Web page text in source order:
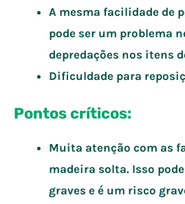
A mesma facilidade de
pode ser um problema
depredações nos itens
Dificuldade para
Pontos críticos:
Muita atenção com as
madeira solta. Isso
graves e é um risco